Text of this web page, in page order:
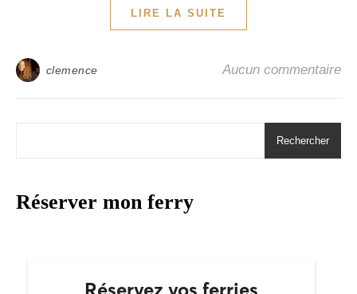
LIRE LA SUITE
clemence Aucun commentaire
Rechercher
Réserver mon ferry